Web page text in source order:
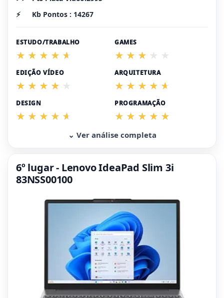
⚡
Kb Pontos : 14267
ESTUDO/TRABALHO GAMES
EDIÇÃO VÍDEO ARQUITETURA
DESIGN PROGRAMAÇÃO
⌄ Ver análise completa
6º lugar - Lenovo IdeaPad Slim 3i
83NSS00100